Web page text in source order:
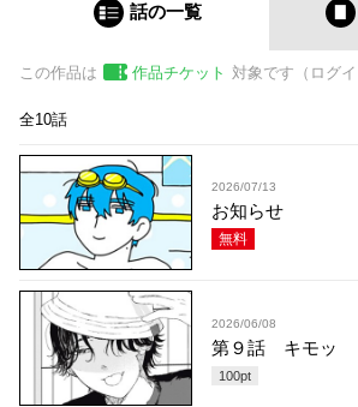
話の一覧
この作品は 作品チケット 対象です（ログイ
全10話
2026/07/13
お知らせ
無料
2026/06/08
第９話 キモッ
100pt